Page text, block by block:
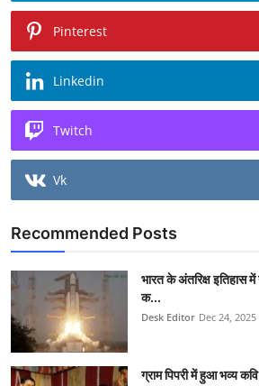
Pinterest
Linkedin
Twitch
Vk
Recommended Posts
भारत के अंतरिक्ष इतिहास
क...
Desk Editor Dec 24, 2025
ग्राम पिपरी में हुआ भव्य